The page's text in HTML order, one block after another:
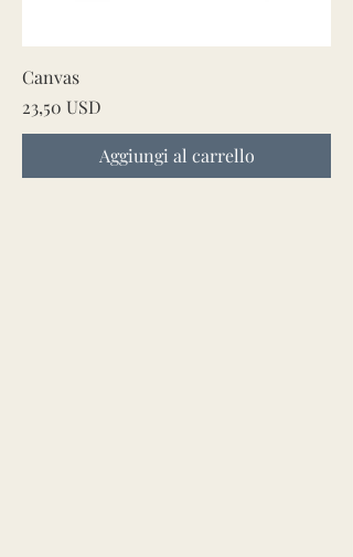
Canvas
Prezzo
23,50 USD
Aggiungi al carrello